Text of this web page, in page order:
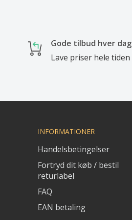
Gode tilbud hver dag
Lave priser hele tiden
INFORMATIONER
Handelsbetingelser
Fortryd dit køb / bestil
returlabel
FAQ
EAN betaling